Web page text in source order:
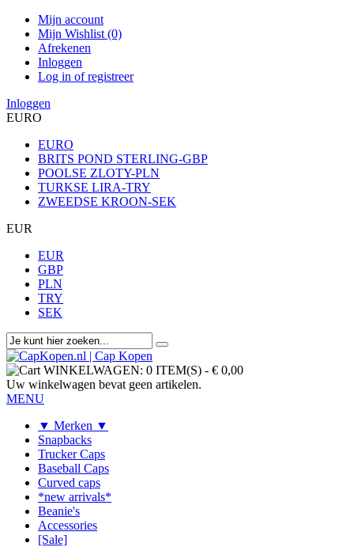
Mijn account
Mijn Wishlist (0)
Afrekenen
Inloggen
Log in of registreer
Inloggen
EURO
EURO
BRITS POND STERLING-GBP
POOLSE ZLOTY-PLN
TURKSE LIRA-TRY
ZWEEDSE KROON-SEK
EUR
EUR
GBP
PLN
TRY
SEK
WINKELWAGEN: 0 ITEM(S) - € 0,00
Uw winkelwagen bevat geen artikelen.
MENU
▼ Merken ▼
Snapbacks
Trucker Caps
Baseball Caps
Curved caps
*new arrivals*
Beanie's
Accessories
[Sale]